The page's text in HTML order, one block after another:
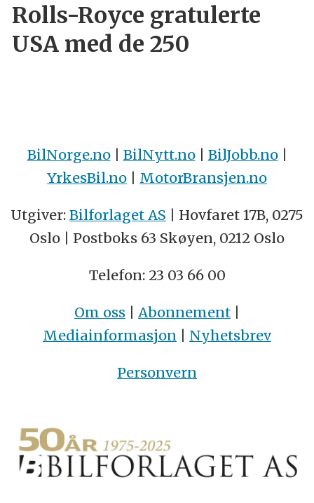
Rolls-Royce gratulerte
USA med de 250
BilNorge.no| BilNytt.no| BilJobb.no|
YrkesBil.no
MotorBransjen.no
Utgiver: Bilforlaget AS | Hovfaret 17B, 0275
Oslo | Postboks 63 Skøyen, 0212 Oslo
Telefon: 23 03 66 00
Om oss | Abonnement |
Mediainformasjon | Nyhetsbrev
Personvern